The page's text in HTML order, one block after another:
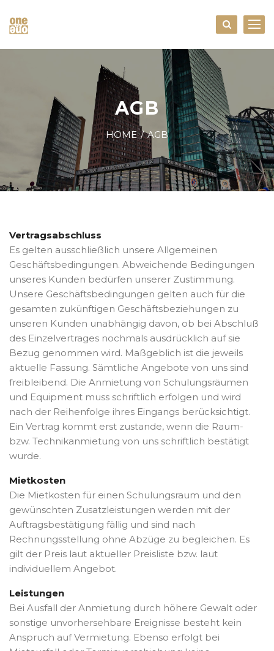
AGB
HOME AGB
Vertragsabschluss
Es gelten ausschließlich unsere Allgemeinen
Geschäftsbedingungen. Abweichende Bedingungen
unseres Kunden bedürfen unserer Zustimmung.
Unsere Geschäftsbedingungen gelten auch für die
gesamten zukünftigen Geschäftsbeziehungen zu
unseren Kunden unabhängig davon, ob bei Abschluß
des Einzelvertrages nochmals ausdrücklich auf sie
Bezug genommen wird. Maßgeblich ist die jeweils
aktuelle Fassung. Sämtliche Angebote von uns sind
freibleibend. Die Anmietung von Schulungsräumen
und Equipment muss schriftlich erfolgen und wird
nach der Reihenfolge ihres Eingangs berücksichtigt.
Ein Vertrag kommt erst zustande, wenn die Raum-
bzw. Technikanmietung von uns schriftlich bestätigt
wurde.
Mietkosten
Die Mietkosten für einen Schulungsraum und den
gewünschten Zusatzleistungen werden mit der
Auftragsbestätigung fällig und sind nach
Rechnungsstellung ohne Abzüge zu begleichen. Es
gilt der Preis laut aktueller Preisliste bzw. laut
individuellem Angebot.
Leistungen
Bei Ausfall der Anmietung durch höhere Gewalt oder
sonstige unvorhersehbare Ereignisse besteht kein
Anspruch auf Vermietung. Ebenso erfolgt bei